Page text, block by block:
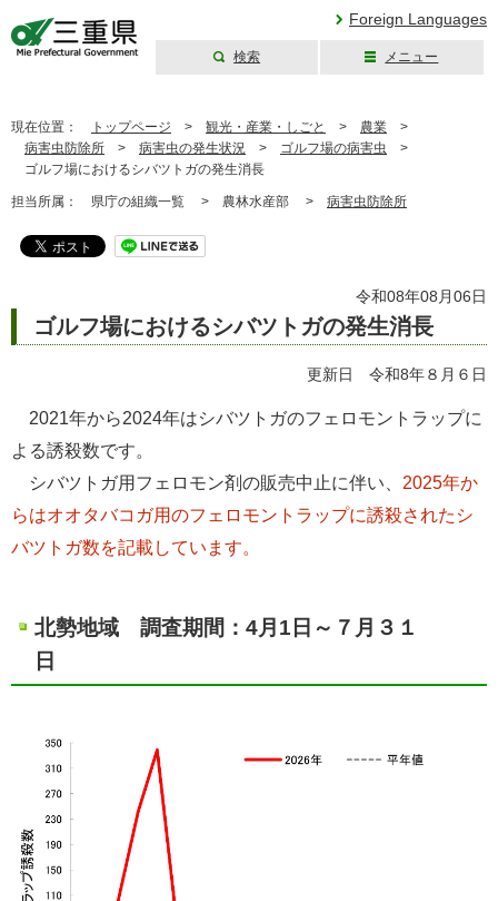
Foreign Languages
検索 メニュー
現在位置： トップページ > 観光・産業・しごと > 農業 >
病害虫防除所 > 病害虫の発生状況 > ゴルフ場の病害虫 >
ゴルフ場におけるシバツトガの発生消長
担当所属： 県庁の組織一覧 > 農林水産部 > 病害虫防除所
令和08年08月06日
ゴルフ場におけるシバツトガの発生消長
更新日 令和8年８月６日
2021年から2024年はシバツトガのフェロモントラップに
よる誘殺数です。
シバツトガ用フェロモン剤の販売中止に伴い、 2025年か
らはオオタバコガ用のフェロモントラップに誘殺されたシ
バツトガ数を記載しています。
北勢地域 調査期間：4月1日～７月３１
日